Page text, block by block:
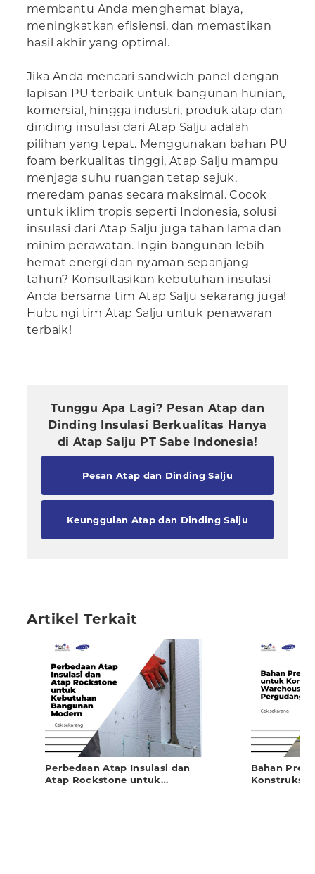
membantu Anda menghemat biaya,
meningkatkan efisiensi, dan memastikan
hasil akhir yang optimal.
Jika Anda mencari sandwich panel dengan
lapisan PU terbaik untuk bangunan hunian,
komersial, hingga industri, produk atap dan
dinding insulasi dari Atap Salju adalah
pilihan yang tepat. Menggunakan bahan PU
foam berkualitas tinggi, Atap Salju mampu
menjaga suhu ruangan tetap sejuk,
meredam panas secara maksimal. Cocok
untuk iklim tropis seperti Indonesia, solusi
insulasi dari Atap Salju juga tahan lama dan
minim perawatan. Ingin bangunan lebih
hemat energi dan nyaman sepanjang
tahun? Konsultasikan kebutuhan insulasi
Anda bersama tim Atap Salju sekarang juga!
Hubungi tim Atap Salju untuk penawaran
terbaik!
Tunggu Apa Lagi? Pesan Atap dan
Dinding Insulasi Berkualitas Hanya
di Atap Salju PT Sabe Indonesia!
Pesan Atap dan Dinding Salju
Keunggulan Atap dan Dinding Salju
Artikel Terkait
Perbedaan Atap Insulasi dan
Atap Rockstone untuk
Bahan
Konstruksi